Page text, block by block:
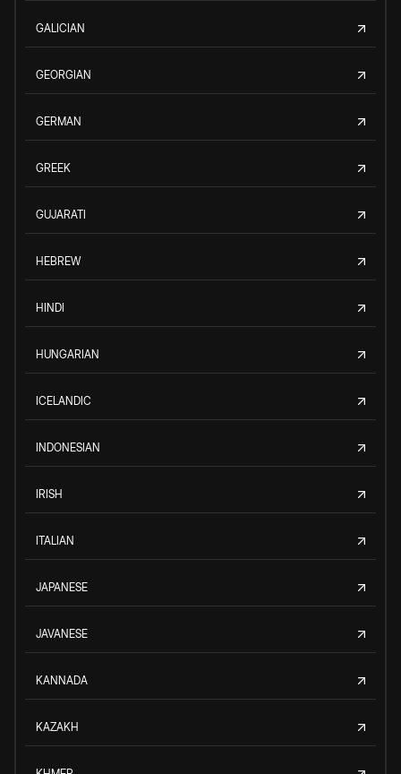
GALICIAN
GEORGIAN
GERMAN
GREEK
GUJARATI
HEBREW
HINDI
HUNGARIAN
ICELANDIC
INDONESIAN
IRISH
ITALIAN
JAPANESE
JAVANESE
KANNADA
KAZAKH